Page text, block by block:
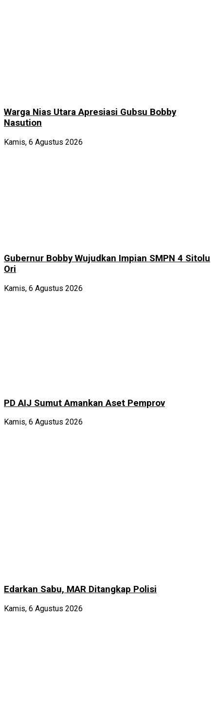
Warga Nias Utara Apresiasi Gubsu Bobby
Nasution
Kamis, 6 Agustus 2026
Gubernur Bobby Wujudkan Impian SMPN 4 Sitolu
Ori
Kamis, 6 Agustus 2026
PD AIJ Sumut Amankan Aset Pemprov
Kamis, 6 Agustus 2026
Edarkan Sabu, MAR Ditangkap Polisi
Kamis, 6 Agustus 2026